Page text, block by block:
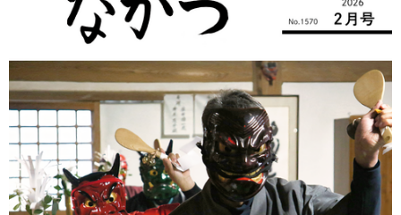
言語を選択
英語（English） 中国語（簡体字）
中国語（繁体字） 韓国語（한국어）
組織案内
福祉・介護 健康・予防
環境・衛生 生涯学習・スポーツ・人権
選挙 外国人の方向け情報
入札・契約 産業・雇用
都市整備
子育て・教育
手当・助成 健康・医療
相談・支援・情報 計画・施策
観光なび スポットを探す
遊ぶ・体験する グルメ・食べる
買う・おみやげ 四季のイベント・祭り
移住・定住
市政情報
中津市について 市役所の紹介
地方創生・地域活性化 広報・広聴
行政・計画